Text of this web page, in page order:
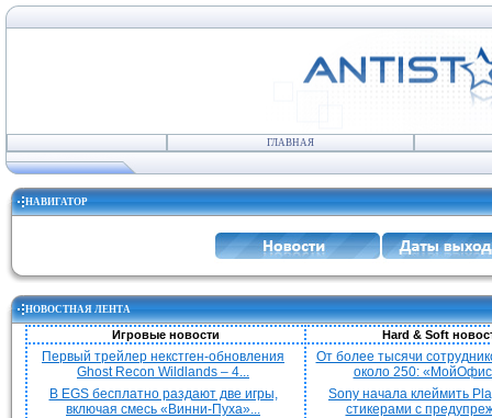
ГЛАВНАЯ
НАВИГАТОР
НОВОСТНАЯ ЛЕНТА
Игровые новости Hard & Soft
Первый трейлер некстген-обновления
Ghost Recon Wildlands – 4...
В EGS бесплатно раздают две игры,
включая смесь «Винни-Пуха»...
От более тысячи
около 250:
Sony начала клеймить
стикерами с